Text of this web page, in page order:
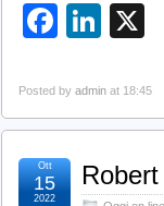
Posted by admin at 18:45
Ott
15
2022